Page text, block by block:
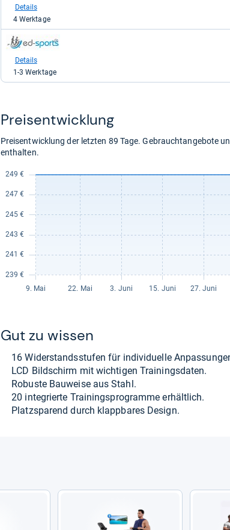
264,94
kaufen.
Details
4 Werktage
zum
Shop:
Sports
Details
1-3 Werktage
Preis­ent­wick­lung
Preisentwicklung der letzten 89 Tage. Gebrauchtangebote
enthalten.
Gut zu wis­sen
16 Wider­stands­stu­fen für indi­vi­du­elle
LCD Bild­schirm mit wich­ti­gen Trai­nings­da­ten.
Robuste Bau­weise aus Stahl.
20 inte­grierte Trai­nings­pro­gramme erhält­lich.
Platz­spa­rend durch klapp­ba­res Design.